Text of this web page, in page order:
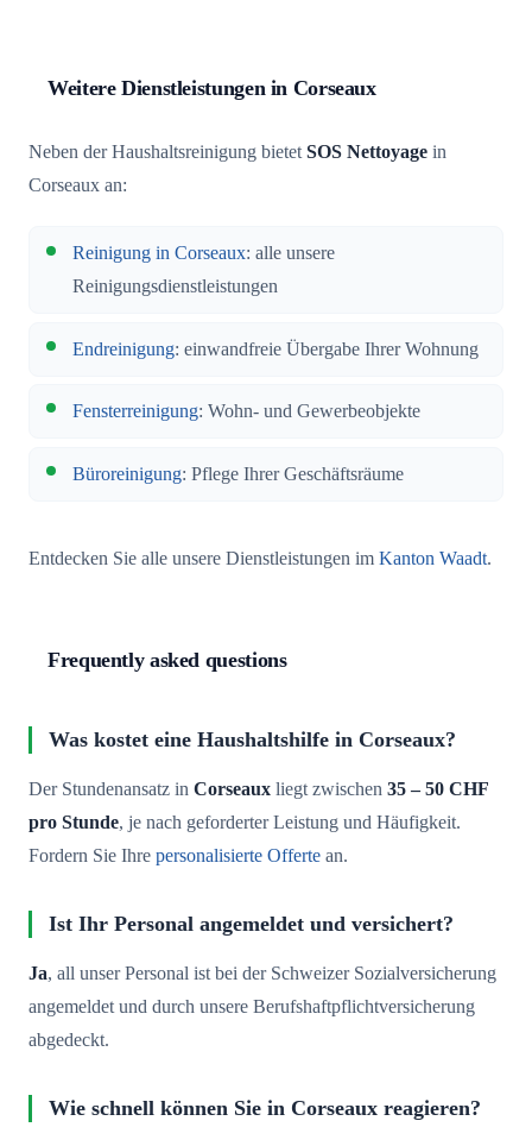
Weitere Dienstleistungen in Corseaux
Neben der Haushaltsreinigung bietetSOS Nettoyage in
Corseaux an:
Reinigung in Corseaux: alle unsere
Reinigungsdienstleistungen
Endreinigung: einwandfreie Übergabe Ihrer Wohnung
Fensterreinigung: Wohn- und Gewerbeobjekte
Büroreinigung: Pflege Ihrer Geschäftsräume
Entdecken Sie alle unsere Dienstleistungen im Kanton Waadt.
Frequently asked questions
Was kostet eine Haushaltshilfe in Corseaux?
Der Stundenansatz in Corseaux liegt zwischen 35 – 50 CHF
pro Stunde, je nach geforderter Leistung und Häufigkeit.
Fordern Sie Ihre personalisierte Offerte an.
Ist Ihr Personal angemeldet und versichert?
Ja, all unser Personal ist bei der Schweizer Sozialversicherung
angemeldet und durch unsere Berufshaftpflichtversicherung
abgedeckt.
Wie schnell können Sie in Corseaux reagieren?